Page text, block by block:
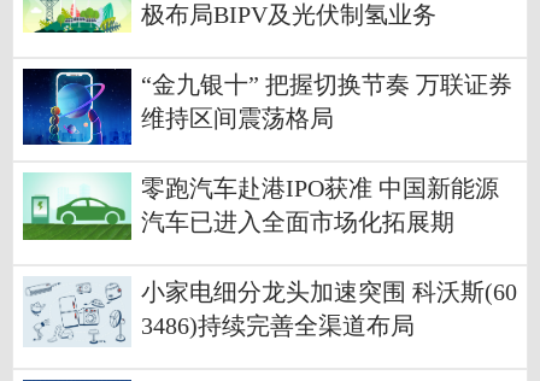
极布局BIPV及光伏制氢业务
“金九银十” 把握切换节奏 万联证券
维持区间震荡格局
零跑汽车赴港IPO获准 中国新能源
汽车已进入全面市场化拓展期
小家电细分龙头加速突围 科沃斯(60
3486)持续完善全渠道布局